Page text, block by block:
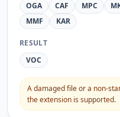
OGA
CAF MPC
MMF
KAR
RESULT
VOC
A damaged file or a non-
the extension is supported.